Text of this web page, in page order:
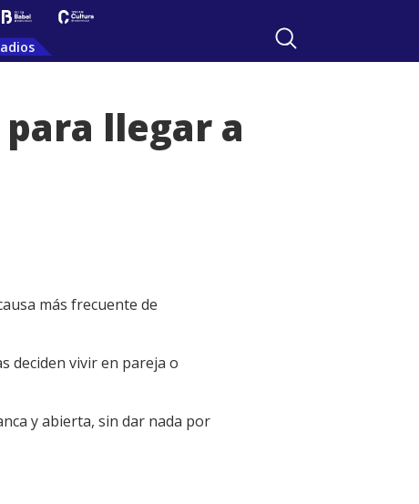
llegar a
más frecuente de
deciden vivir en pareja o
y abierta, sin dar nada por